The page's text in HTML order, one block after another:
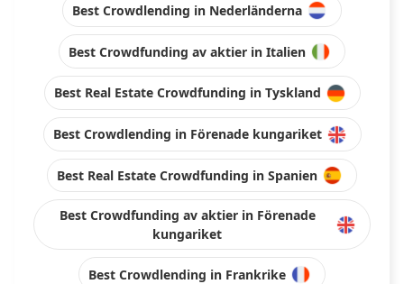
Best Crowdlending in Nederländerna
Best Crowdfunding av aktier in Italien
Best Real Estate Crowdfunding in Tyskland
Best Crowdlending in Förenade kungariket
Best Real Estate Crowdfunding in Spanien
Best Crowdfunding av aktier in Förenade
kungariket
Best Crowdlending in Frankrike